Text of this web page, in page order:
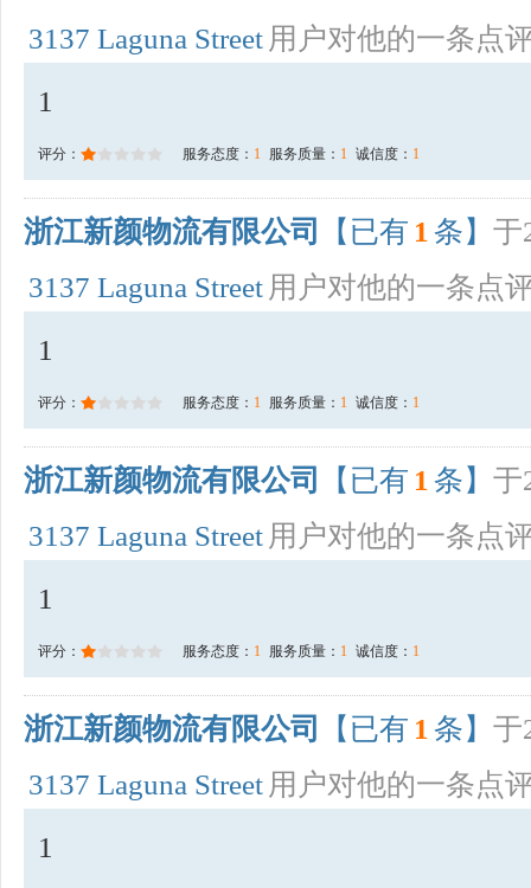
3137 Laguna Street 用户对他的一条点
1
评分： 服务态度： 1 服务质量： 1 诚信度： 1
浙江新颜物流有限公司 【已有 1 条】 于
3137 Laguna Street 用户对他的一条点
1
评分： 服务态度： 1 服务质量： 1 诚信度： 1
浙江新颜物流有限公司 【已有 1 条】 于
3137 Laguna Street 用户对他的一条点
1
评分： 服务态度： 1 服务质量： 1 诚信度： 1
浙江新颜物流有限公司 【已有 1 条】 于
3137 Laguna Street 用户对他的一条点
1